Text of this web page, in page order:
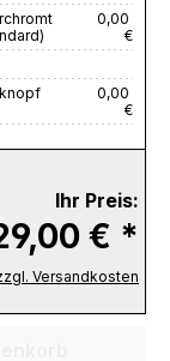
0,00
€
0,00
€
Ihr Preis:
€ *
Versandkosten